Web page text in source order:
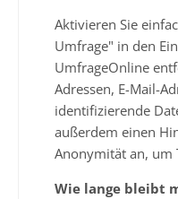
Aktivieren Sie
Umfrage" in den
UmfrageOnline
Adressen, E-Mail-
identifizierende
außerdem einen
Anonymität an, um
Wie lange bleibt